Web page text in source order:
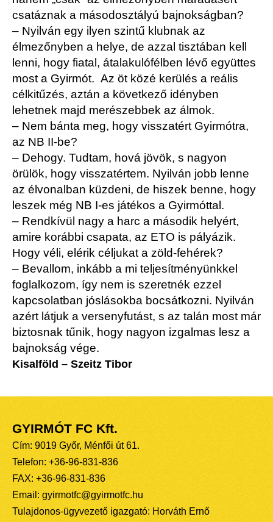
csatáznak a másodosztályú bajnokságban?
– Nyilván egy ilyen szintű klubnak az
élmezőnyben a helye, de azzal tisztában kell
lenni, hogy fiatal, átalakulófélben lévő együttes
most a Gyirmót. Az öt közé kerülés a reális
célkitűzés, aztán a következő idényben
lehetnek majd merészebbek az álmok.
– Nem bánta meg, hogy visszatért Gyirmótra,
az NB II-be?
– Dehogy. Tudtam, hová jövök, s nagyon
örülök, hogy visszatértem. Nyilván jobb lenne
az élvonalban küzdeni, de hiszek benne, hogy
leszek még NB I-es játékos a Gyirmóttal.
– Rendkívül nagy a harc a második helyért,
amire korábbi csapata, az ETO is pályázik.
Hogy véli, elérik céljukat a zöld-fehérek?
– Bevallom, inkább a mi teljesítményünkkel
foglalkozom, így nem is szeretnék ezzel
kapcsolatban jóslásokba bocsátkozni. Nyilván
azért látjuk a versenyfutást, s az talán most már
biztosnak tűnik, hogy nagyon izgalmas lesz a
bajnokság vége.
Kisalföld – Szeitz Tibor
GYIRMÓT FC Kft.
Cím: 9019 Győr, Ménfői út 61.
Telefon: +36-96-831-836
FAX: +36-96-831-836
Email: gyirmotfc@gyirmotfc.hu
Tulajdonos-ügyvezető igazgató: Horváth Ernő